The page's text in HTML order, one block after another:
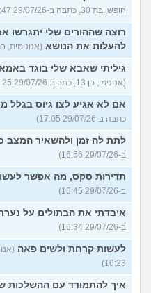
חופש, בת 30, כתבה ב-29/07/26 17:47)
רוצה שההורים שלי יתגרשו
להעלות את הנושא (אנונימית, בת 23, כתבה ב-29/07/26
גיליתי שאבא שלי בוגד
(אנונימי, בן 13, כתב ב-29/07/26 17:25)
אם לא אגיע לצו גיוס בגלל
כתבה ב-29/07/26 17:05)
לתת לה זמן ולהשאיר המצב
ב-29/07/26 16:56)
תדירות סקס, מה אפשר
ב-29/07/26 16:45)
איבדתי את הבתולים על נערת
ב-29/07/26 16:34)
לעשות קרחת ולשים פאה
16:23)
איך להתמודד עם ההשלכות